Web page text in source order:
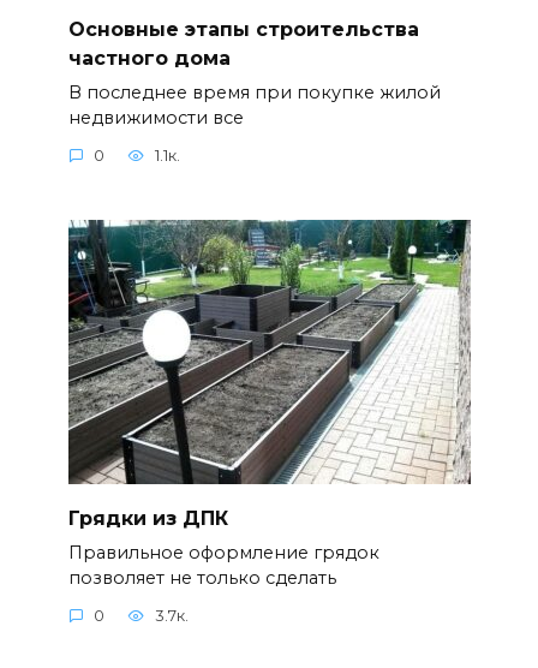
Основные этапы строительства
частного дома
В последнее время при покупке жилой
недвижимости все
0 1.1к.
Грядки из ДПК
Правильное оформление грядок
позволяет не только сделать
0 3.7к.